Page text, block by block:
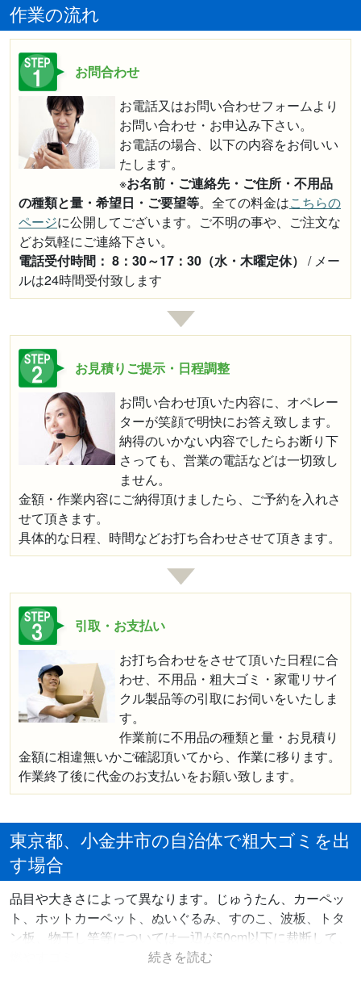
作業の流れ
お問合わせ
お電話又はお問い合わせフォームより
お問い合わせ・お申込み下さい。
お電話の場合、以下の内容をお伺いい
たします。
※お名前・ご連絡先・ご住所・不用品
の種類と量・希望日・ご要望等。全ての料金はこちらの
ページに公開してございます。ご不明の事や、ご注文な
どお気軽にご連絡下さい。
電話受付時間： 8：30～17：30（水・木曜定休） / メー
ルは24時間受付致します
お見積りご提示・日程調整
お問い合わせ頂いた内容に、オペレー
ターが笑顔で明快にお答え致します。
納得のいかない内容でしたらお断り下
さっても、営業の電話などは一切致し
ません。
金額・作業内容にご納得頂けましたら、ご予約を入れさ
せて頂きます。
具体的な日程、時間などお打ち合わせさせて頂きます。
引取・お支払い
お打ち合わせをさせて頂いた日程に合
わせ、不用品・粗大ゴミ・家電リサイ
クル製品等の引取にお伺いをいたしま
す。
作業前に不用品の種類と量・お見積り
金額に相違無いかご確認頂いてから、作業に移ります。
作業終了後に代金のお支払いをお願い致します。
東京都、小金井市の自治体で粗大ゴミを出
す場合
品目や大きさによって異なります。じゅうたん、カーペッ
ト、ホットカーペット、ぬいぐるみ、すのこ、波板、トタ
ン板、物干し竿等については一辺が50cm以下に裁断して、